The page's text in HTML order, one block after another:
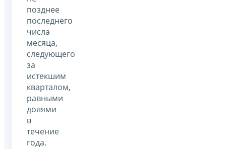
позднее
последнего
числа
месяца,
следующего
за
истекшим
кварталом,
равными
долями
в
течение
года.